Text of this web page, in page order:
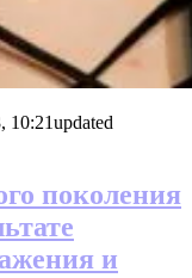
10:21updated
поколения
и